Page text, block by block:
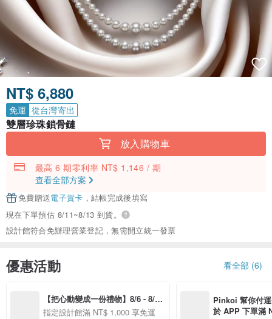
NT$ 6,880
免運 從台灣寄出
雙層珍珠鎖骨鏈
放入購物車
最高 6 期零利率 NT$ 1,146 / 期
查看全部方案
免費贈送電子賀卡 ，結帳完成後填寫
現在下單預估 8/11~8/13 到貨。
設計館符合免辦理營業登記，無需開立統一發票
優惠活動 看全部 (6)
【把心動變成一份禮物】8/6 - 8/20
精選品牌全館滿 NT$1,000 免運
指定設計館滿 NT$ 1,000 享免運
Pinkoi 幫你付
於 APP 下單滿